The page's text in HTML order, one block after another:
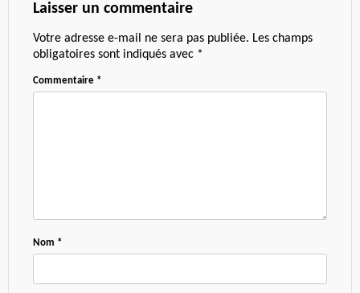
Laisser un commentaire
Votre adresse e-mail ne sera pas publiée. Les champs
obligatoires sont indiqués avec *
Commentaire *
Nom *